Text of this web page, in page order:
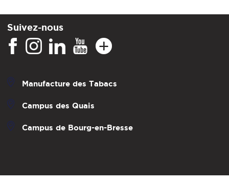
Suivez-nous
Manufacture des Tabacs
Campus des Quais
Campus de Bourg-en-Bresse